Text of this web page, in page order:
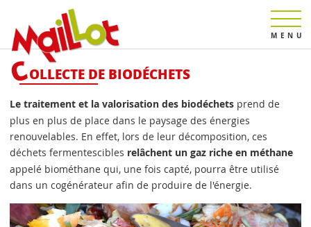
COLLECTE DE BIODÉCHETS
Le traitement et la valorisation des biodéchets prend de
plus en plus de place dans le paysage des énergies
renouvelables. En effet, lors de leur décomposition, ces
déchets fermentescibles relâchent un gaz riche en méthane
appelé biométhane qui, une fois capté, pourra être utilisé
dans un cogénérateur afin de produire de l'énergie.